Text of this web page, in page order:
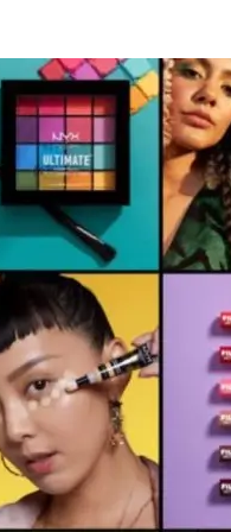
τη γραμμή